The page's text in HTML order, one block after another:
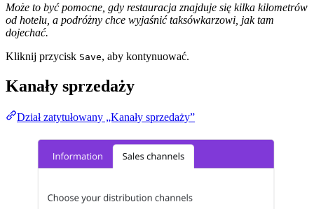
Może to być pomocne, gdy restauracja znajduje się kilka kilometrów
od hotelu, a podróżny chce wyjaśnić taksówkarzowi, jak tam
dojechać.
Kliknij przycisk Save, aby kontynuować.
Kanały sprzedaży
Dział zatytułowany „Kanały sprzedaży”